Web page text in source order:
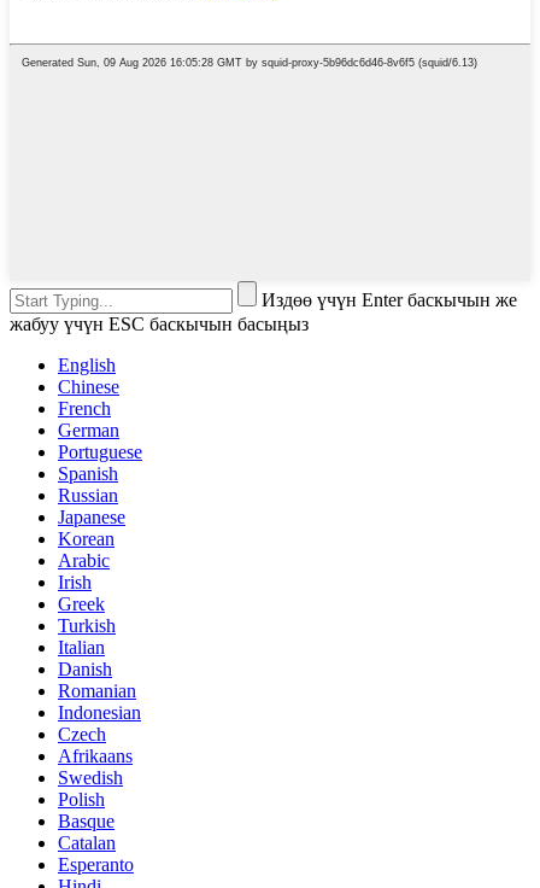
Издөө үчүн Enter баскычын же
жабуу үчүн ESC баскычын басыңыз
English
Chinese
French
German
Portuguese
Spanish
Russian
Japanese
Korean
Arabic
Irish
Greek
Turkish
Italian
Danish
Romanian
Indonesian
Czech
Afrikaans
Swedish
Polish
Basque
Catalan
Esperanto